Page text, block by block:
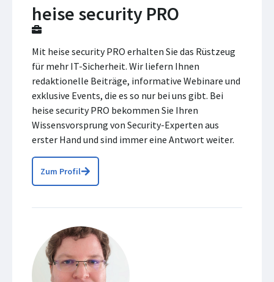
heise security PRO
Mit heise security PRO erhalten Sie das Rüstzeug
für mehr IT-Sicherheit. Wir liefern Ihnen
redaktionelle Beiträge, informative Webinare und
exklusive Events, die es so nur bei uns gibt. Bei
heise security PRO bekommen Sie Ihren
Wissensvorsprung von Security-Experten aus
erster Hand und sind immer eine Antwort weiter.
Zum Profil